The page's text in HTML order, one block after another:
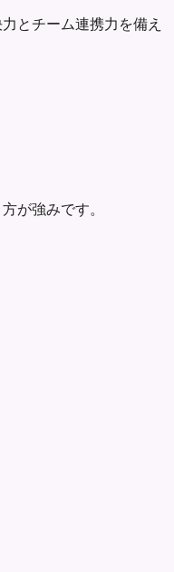
とチーム連携力を備え
が強みです。